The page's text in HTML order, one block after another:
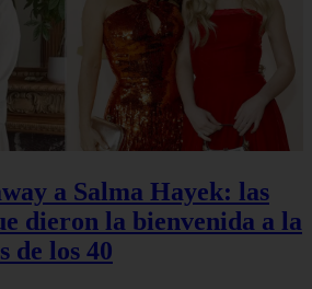
a Salma Hayek: las
dieron la bienvenida a la
de los 40